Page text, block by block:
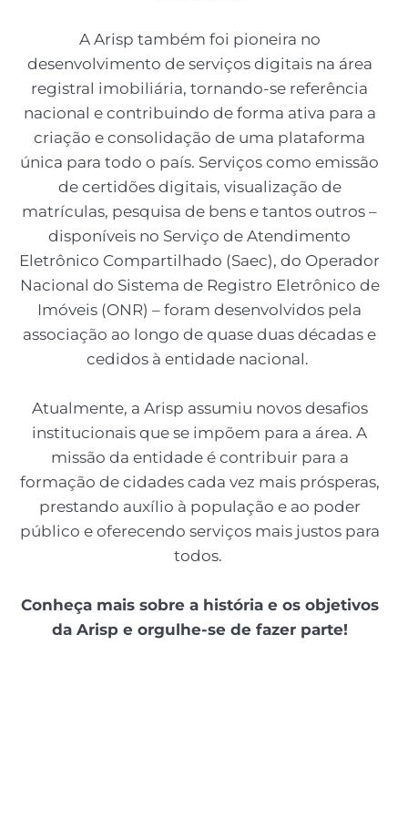
A Arisp também foi pioneira no
desenvolvimento de serviços digitais na área
registral imobiliária, tornando-se referência
nacional e contribuindo de forma ativa para a
criação e consolidação de uma plataforma
única para todo o país. Serviços como emissão
de certidões digitais, visualização de
matrículas, pesquisa de bens e tantos outros –
disponíveis no Serviço de Atendimento
Eletrônico Compartilhado (Saec), do Operador
Nacional do Sistema de Registro Eletrônico de
Imóveis (ONR) – foram desenvolvidos pela
associação ao longo de quase duas décadas e
cedidos à entidade nacional.
Atualmente, a Arisp assumiu novos desafios
institucionais que se impõem para a área. A
missão da entidade é contribuir para a
formação de cidades cada vez mais prósperas,
prestando auxílio à população e ao poder
público e oferecendo serviços mais justos para
todos.
Conheça mais sobre a história e os objetivos
da Arisp e orgulhe-se de fazer parte!